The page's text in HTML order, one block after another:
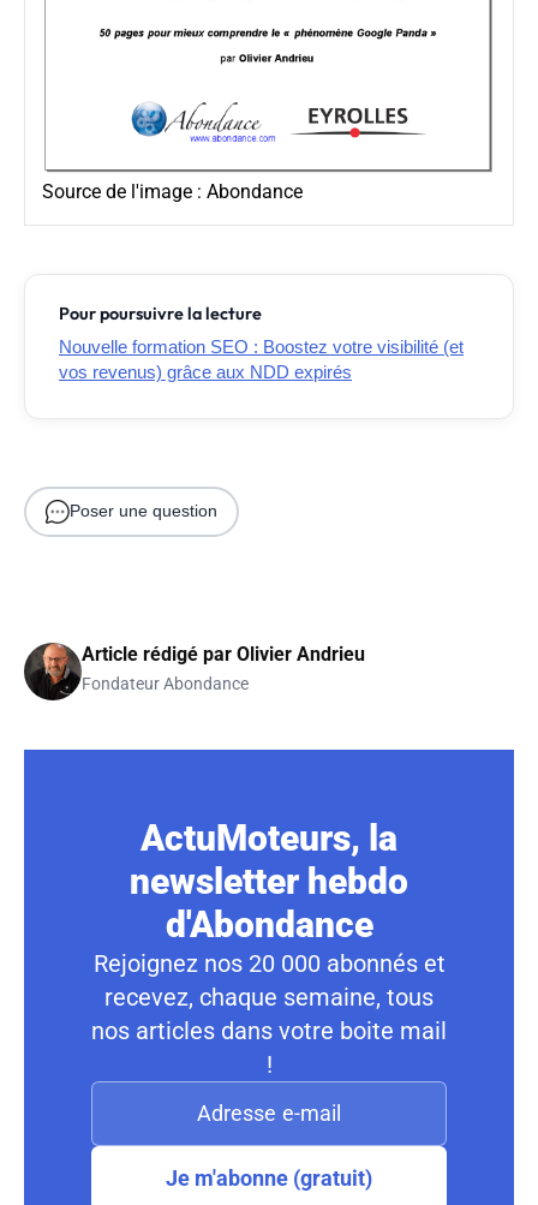
Source de l'image : Abondance
Pour poursuivre la lecture
Nouvelle formation SEO : Boostez votre visibilité (et
vos revenus) grâce aux NDD expirés
Poser une question
Article rédigé par Olivier Andrieu
Fondateur Abondance
ActuMoteurs, la
newsletter hebdo
d'Abondance
Rejoignez nos 20 000 abonnés et
recevez, chaque semaine, tous
nos articles dans votre boite mail
!
Je m'abonne (gratuit)